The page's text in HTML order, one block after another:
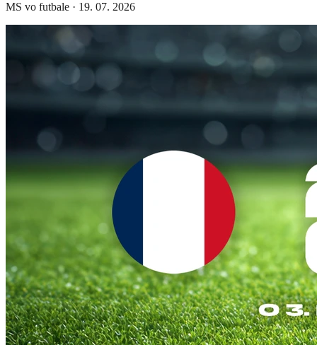
MS vo futbale · 19. 07. 2026